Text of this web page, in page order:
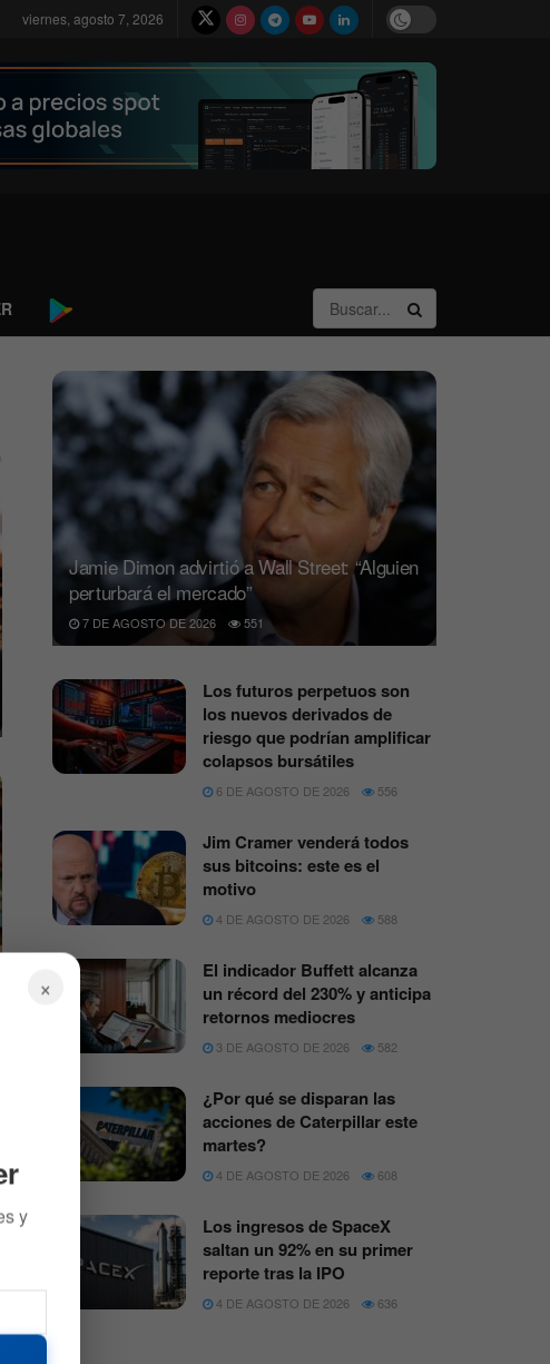
viernes, agosto 7, 2026
Jamie Dimon advirtió a Wall Street: “Alguien
perturbará el mercado”
7 DE AGOSTO DE 2026 551
Los futuros perpetuos son
los nuevos derivados de
riesgo que podrían amplificar
colapsos bursátiles
6 DE AGOSTO DE 2026 556
Jim Cramer venderá todos
sus bitcoins: este es el
motivo
4 DE AGOSTO DE 2026 588
El indicador Buffett alcanza
un récord del 230% y anticipa
retornos mediocres
3 DE AGOSTO DE 2026 582
¿Por qué se disparan las
acciones de Caterpillar este
martes?
4 DE AGOSTO DE 2026 608
Los ingresos de SpaceX
saltan un 92% en su primer
reporte tras la IPO
4 DE AGOSTO DE 2026 636
×
y